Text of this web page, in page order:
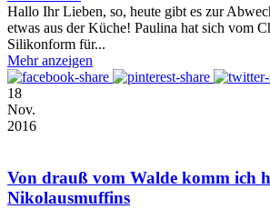
Hallo Ihr Lieben, so, heute gibt es zur
etwas aus der Küche! Paulina hat sich vom
Silikonform für...
Mehr anzeigen
18
Nov.
2016
Von drauß vom Walde komm ich
Nikolausmuffins